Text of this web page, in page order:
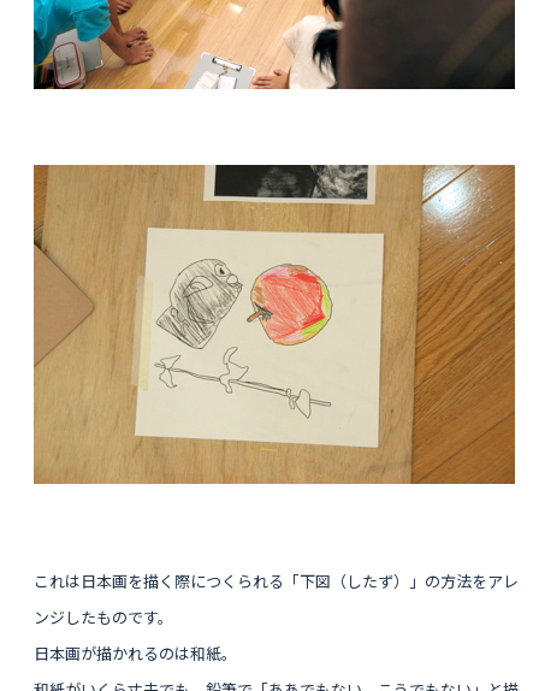
これは日本画を描く際につく られる「下図（したず）」の方法をアレ
ンジしたものです。
日本画が描かれるのは和紙。